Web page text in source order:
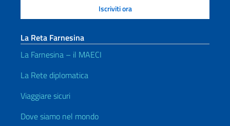
La Reta Farnesina
La Farnesina – il MAECI
La Rete diplomatica
Viaggiare sicuri
Dove siamo nel mondo